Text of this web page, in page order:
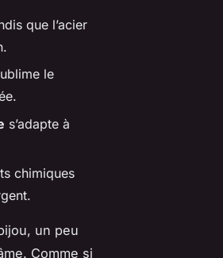
que l’acier
le
s’adapte à
chimiques
un peu
Comme si